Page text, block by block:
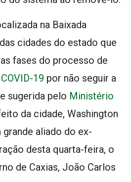
na Baixada
cidades do estado que
fases do processo de
COVID-19 por não seguir a
sugerida pelo Ministério
da cidade, Washington
grande aliado do ex-
desta quarta-feira, o
de Caxias, João Carlos